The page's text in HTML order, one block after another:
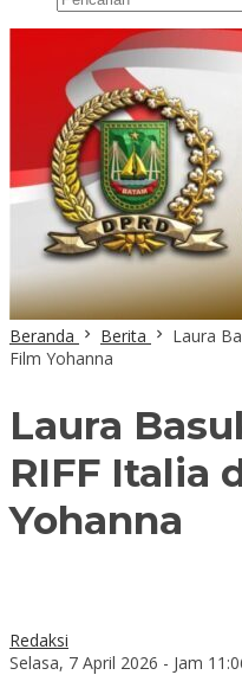
Beranda Berita
Laura
Film Yohanna
Laura
RIFF Italia
Yohanna
Redaksi
Selasa, 7 April 2026 - Jam